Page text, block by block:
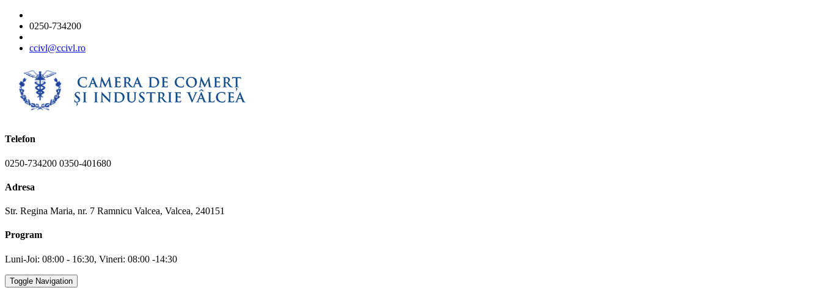
0250-734200
ccivl@ccivl.ro
Telefon
0250-734200 0350-401680
Adresa
Str. Regina Maria, nr. 7 Ramnicu Valcea, Valcea, 240151
Program
Luni-Joi: 08:00 - 16:30, Vineri: 08:00 -14:30
Toggle Navigation